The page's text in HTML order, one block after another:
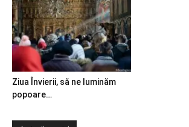
Ziua Învierii, să ne luminăm
popoare…